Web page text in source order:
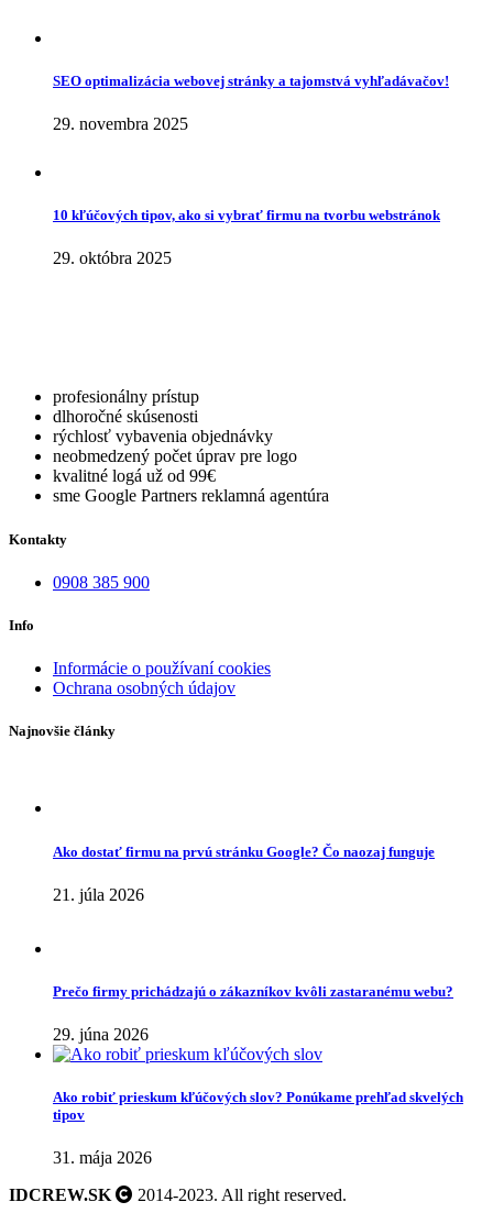
SEO optimalizácia webovej stránky a tajomstvá vyhľadávačov!
29. novembra 2025
10 kľúčových tipov, ako si vybrať firmu na tvorbu webstránok
29. októbra 2025
profesionálny prístup
dlhoročné skúsenosti
rýchlosť vybavenia objednávky
neobmedzený počet úprav pre logo
kvalitné logá už od 99€
sme Google Partners reklamná agentúra
Kontakty
0908 385 900
Info
Informácie o používaní cookies
Ochrana osobných údajov
Najnovšie články
Ako dostať firmu na prvú stránku Google? Čo naozaj funguje
21. júla 2026
Prečo firmy prichádzajú o zákazníkov kvôli zastaranému webu?
29. júna 2026
Ako robiť prieskum kľúčových slov? Ponúkame prehľad skvelých
tipov
31. mája 2026
IDCREW.SK
2014-2023. All right reserved.